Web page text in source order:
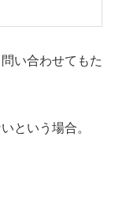
い合わせてもた
という場合。